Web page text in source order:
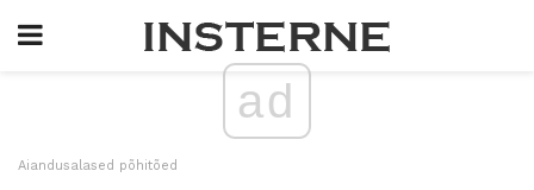
ad
Aiandusalased põhitõed